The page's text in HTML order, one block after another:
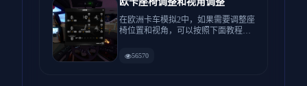
在欧洲卡车模拟2中，如果需要调整座
椅位置和视角，可以按照下面教程操
56570